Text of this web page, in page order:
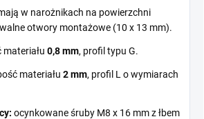
w narożnikach na powierzchni
otwory montażowe (10 x 13 mm).
0,8 mm, profil typu G.
materiału 2 mm, profil L o wymiarach
ocynkowane śruby M8 x 16 mm z łbem